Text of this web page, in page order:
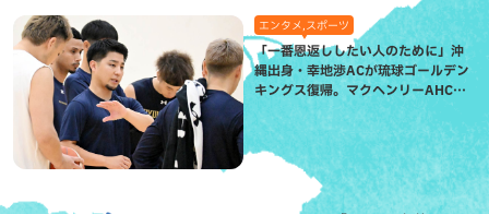
エンタメ,スポーツ
「一番恩返ししたい人のために」沖
縄出身・幸地渉ACが琉球ゴールデン
キングス復帰。マクヘンリーAHCに
信頼を寄せる理由